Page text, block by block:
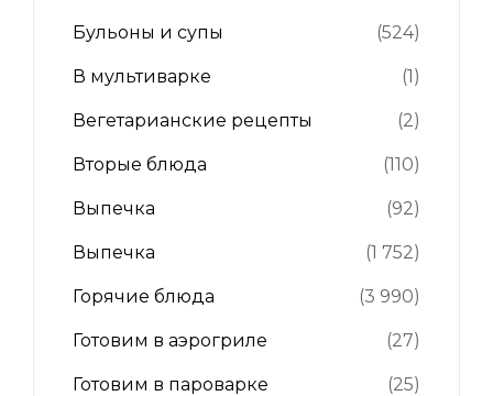
Бульоны и супы (524)
В мультиварке (1)
Вегетарианские рецепты (2)
Вторые блюда (110)
Выпечка (92)
Выпечка (1 752)
Горячие блюда (3 990)
Готовим в аэрогриле (27)
Готовим в пароварке (25)